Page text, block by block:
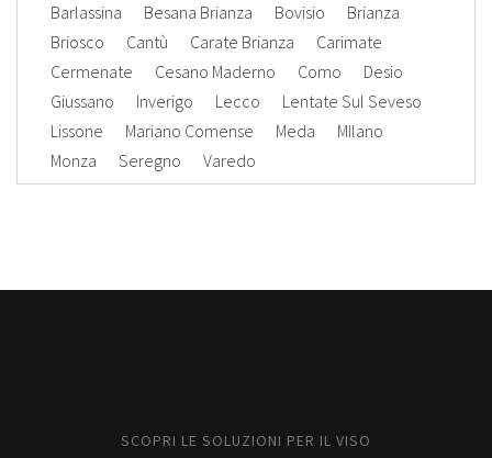
Barlassina Besana Brianza Bovisio
Brianza
Briosco
Cantù Carate Brianza
Carimate
Cermenate
Cesano Maderno Como
Desio
Giussano
Inverigo Lecco
Lentate Sul Seveso
Lissone
Mariano Comense Meda
MIlano
Monza
Seregno Varedo
SCOPRI LE SOLUZIONI PER IL VISO